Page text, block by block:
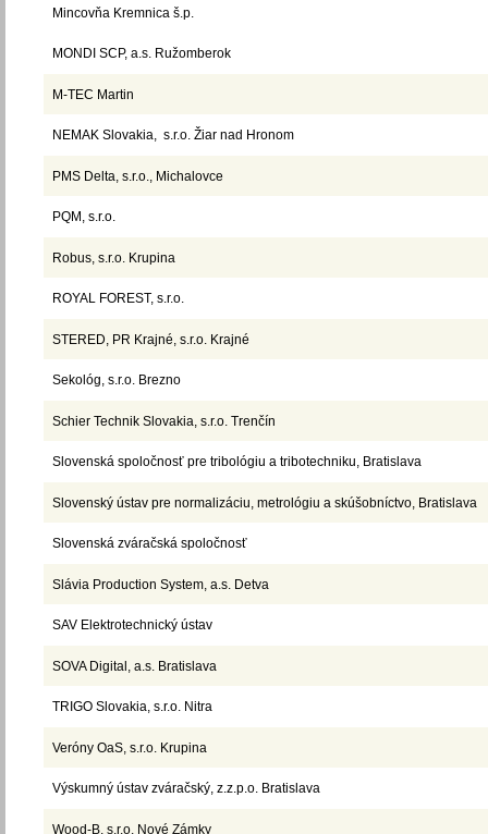
Mincovňa Kremnica š.p.
MONDI SCP, a.s. Ružomberok
M-TEC Martin
NEMAK Slovakia, s.r.o. Žiar nad Hronom
PMS Delta, s.r.o., Michalovce
PQM, s.r.o.
Robus, s.r.o. Krupina
ROYAL FOREST, s.r.o.
STERED, PR Krajné, s.r.o. Krajné
Sekológ, s.r.o. Brezno
Schier Technik Slovakia, s.r.o. Trenčín
Slovenská spoločnosť pre tribológiu a tribotechniku, Bratislava
Slovenský ústav pre normalizáciu, metrológiu a skúšobníctvo, Bratislava
Slovenská zváračská spoločnosť
Slávia Production System, a.s. Detva
SAV Elektrotechnický ústav
SOVA Digital, a.s. Bratislava
TRIGO Slovakia, s.r.o. Nitra
Veróny OaS, s.r.o. Krupina
Výskumný ústav zváračský, z.z.p.o. Bratislava
Wood-B, s.r.o. Nové Zámky